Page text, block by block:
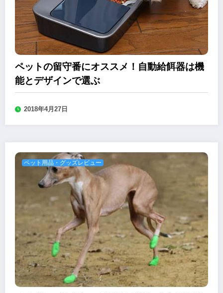
ペットの留守番にオススメ！自動給餌器は機
能とデザインで選ぶ
2018年4月27日
ペット用品・グッズレビュー